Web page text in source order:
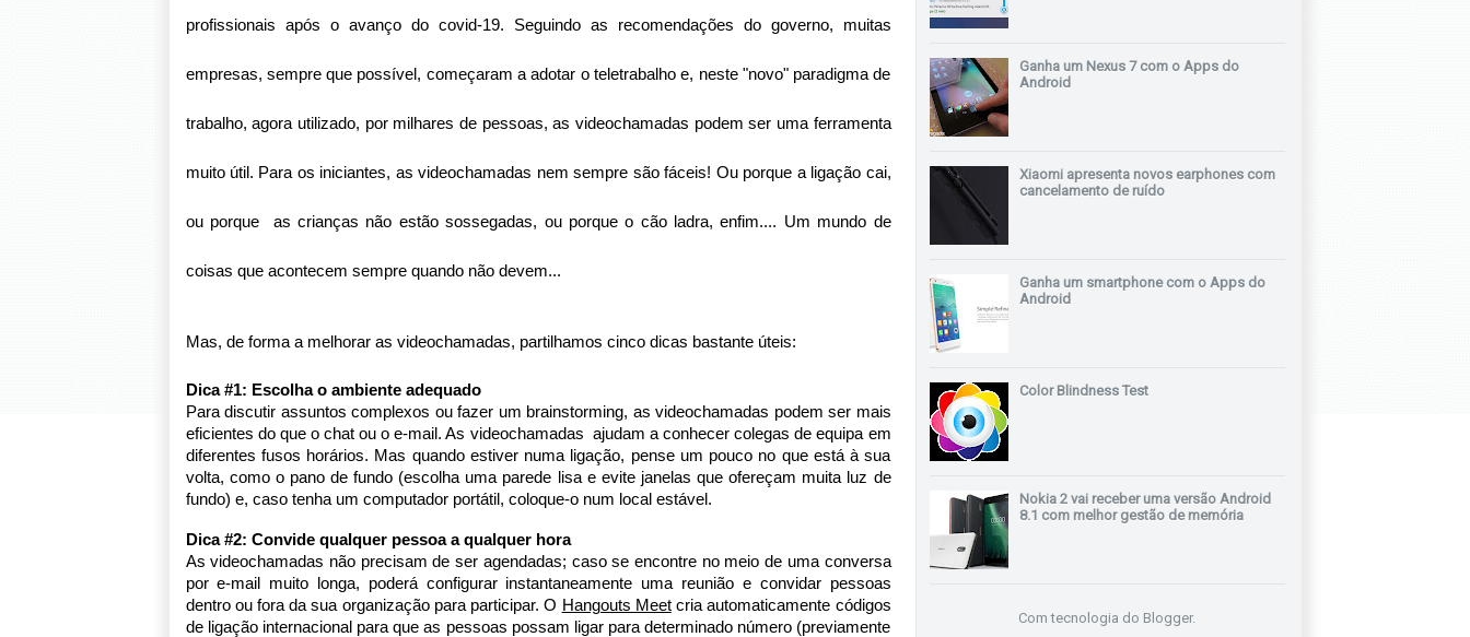
profissionais após o avanço do covid-19. Seguindo as recomendações do governo, muitas
empresas, sempre que possível, começaram a adotar o teletrabalho e, neste "novo" paradigma de
trabalho, agora utilizado, por milhares de pessoas, as videochamadas podem ser uma ferramenta
muito útil. Para os iniciantes, as videochamadas nem sempre são fáceis! Ou porque a ligação cai,
ou porque  as crianças não estão sossegadas, ou porque o cão ladra, enfim.... Um mundo de
coisas que acontecem sempre quando não devem...
Mas, de forma a melhorar as videochamadas, partilhamos cinco dicas bastante úteis:
Dica #1: Escolha o ambiente adequado
Para discutir assuntos complexos ou fazer um brainstorming, as videochamadas podem ser mais
eficientes do que o chat ou o e-mail. As videochamadas  ajudam a conhecer colegas de equipa em
diferentes fusos horários. Mas quando estiver numa ligação, pense um pouco no que está à sua
volta, como o pano de fundo (escolha uma parede lisa e evite janelas que ofereçam muita luz de
fundo) e, caso tenha um computador portátil, coloque-o num local estável.
Dica #2: Convide qualquer pessoa a qualquer hora
As videochamadas não precisam de ser agendadas; caso se encontre no meio de uma conversa
por e-mail muito longa, poderá configurar instantaneamente uma reunião e convidar pessoas
dentro ou fora da sua organização para participar. O Hangouts Meet cria automaticamente códigos
de ligação internacional para que as pessoas possam ligar para determinado número (previamente
Ganha um Nexus 7 com o Apps do
Android
Xiaomi apresenta novos earphones com
cancelamento de ruído
Ganha um smartphone com o Apps do
Android
Color Blindness Test
Nokia 2 vai receber uma versão Android
8.1 com melhor gestão de memória
Com tecnologia do Blogger.